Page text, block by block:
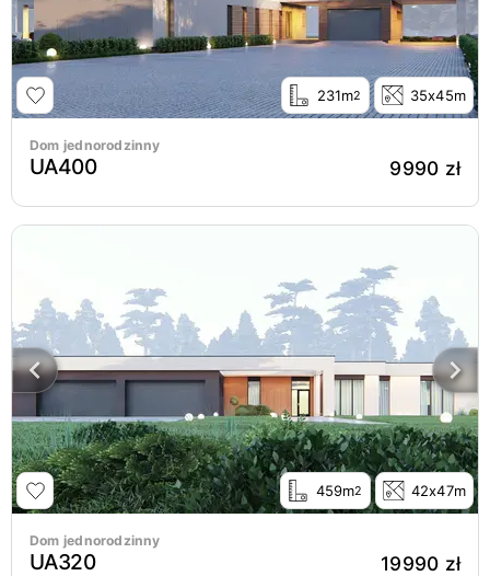
231m2 35x45m
Dom jednorodzinny
UA400 9990 zł
459m2 42x47m
Dom jednorodzinny
UA320 19990 zł